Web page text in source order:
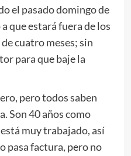
el pasado domingo de
que estará fuera de los
cuatro meses; sin
para que baje la
pero todos saben
Son 40 años como
muy trabajado, así
pasa factura, pero no